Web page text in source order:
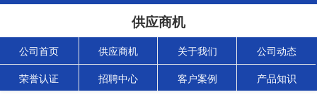
供应商机
公司首页 供应商机 关于我们 公司动态
荣誉认证 招聘中心 客户案例 产品知识